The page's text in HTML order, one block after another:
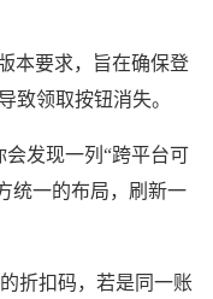
本要求，旨在确保登
致领取按钮消失。
会发现一列“跨平台可
统一的布局，刷新一
折扣码，若是同一账